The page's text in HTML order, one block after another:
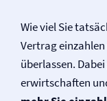
Wie viel Sie
Vertrag
überlassen.
erwirtschaften